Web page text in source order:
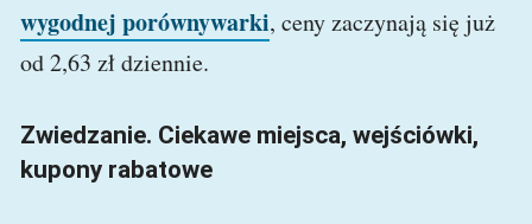
wygodnej porównywarki, ceny zaczynają się już
od 2,63 zł dziennie.
Zwiedzanie. Ciekawe miejsca, wejściówki,
kupony rabatowe